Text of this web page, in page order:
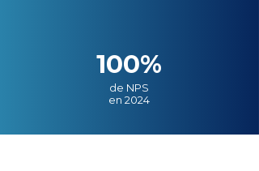
100%
de NPS
en 2024